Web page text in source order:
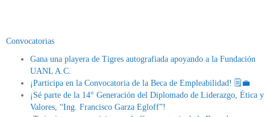
Convocatorias
Gana una playera de Tigres autografiada apoyando a la Fundación
UANL A.C.
¡Participa en la Convocatoria de la Beca de Empleabilidad! 🗒💼
¡Sé parte de la 14° Generación del Diplomado de Liderazgo, Ética y
Valores, “Ing. Francisco Garza Egloff”!